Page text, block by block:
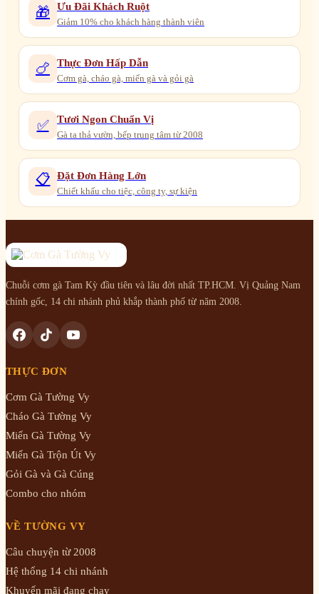
🎁 Ưu Đãi Khách Ruột
Giảm 10% cho khách hàng thành viên
🍗 Thực Đơn Hấp Dẫn
Cơm gà, cháo gà, miến gà và gỏi gà
✅ Tươi Ngon Chuẩn Vị
Gà ta thả vườn, bếp trung tâm từ 2008
📋 Đặt Đơn Hàng Lớn
Chiết khấu cho tiệc, công ty, sự kiện
Chuỗi cơm gà Tam Kỳ đầu tiên và lâu đời nhất TP.HCM. Vị Quảng Nam
chính gốc, 14 chi nhánh phủ khắp thành phố từ năm 2008.
THỰC ĐƠN
Cơm Gà Tường Vy
Cháo Gà Tường Vy
Miến Gà Tường Vy
Miến Gà Trộn Út Vy
Gỏi Gà và Gà Cúng
Combo cho nhóm
VỀ TƯỜNG VY
Câu chuyện từ 2008
Hệ thống 14 chi nhánh
Khuyến mãi đang chạy